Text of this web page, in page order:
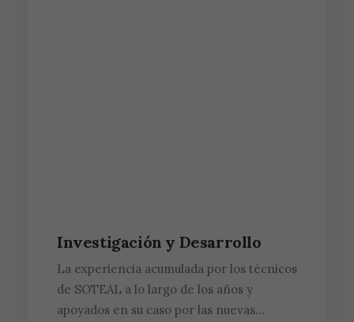
Investigación y Desarrollo
La experiencia acumulada por los técnicos
de SOTEAL a lo largo de los años y
apoyados en su caso por las nuevas…